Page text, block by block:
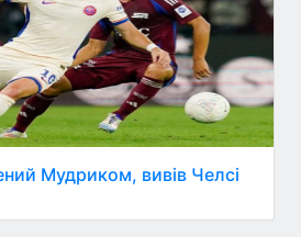
Мудриком, вивів Челсі